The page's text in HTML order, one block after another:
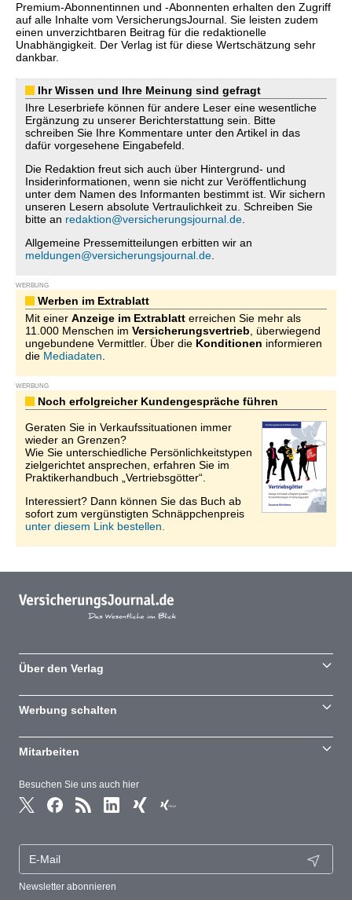
Premium-Abonnentinnen und -Abonnenten erhalten den Zugriff
auf alle Inhalte vom VersicherungsJournal. Sie leisten zudem
einen unverzichtbaren Beitrag für die redaktionelle
Unabhängigkeit. Der Verlag ist für diese Wertschätzung sehr
dankbar.
Ihr Wissen und Ihre Meinung sind gefragt
Ihre Leserbriefe können für andere Leser eine wesentliche
Ergänzung zu unserer Berichterstattung sein. Bitte
schreiben Sie Ihre Kommentare unter den Artikel in das
dafür vorgesehene Eingabefeld.
Die Redaktion freut sich auch über Hintergrund- und
Insiderinformationen, wenn sie nicht zur Veröffentlichung
unter dem Namen des Informanten bestimmt ist. Wir sichern
unseren Lesern absolute Vertraulichkeit zu. Schreiben Sie
bitte an redaktion@versicherungsjournal.de
Allgemeine Pressemitteilungen erbitten wir an
meldungen@versicherungsjournal.de
WERBUNG
Werben im Extrablatt
Mit einer Anzeige im Extrablatt erreichen Sie mehr als
11.000 Menschen im Versicherungsvertrieb , überwiegend
ungebundene Vermittler. Über die Konditionen informieren
die Mediadaten
WERBUNG
Noch erfolgreicher Kundengespräche führen
Geraten Sie in Verkaufssituationen immer
wieder an Grenzen?
Wie Sie unterschiedliche Persönlichkeitstypen
zielgerichtet ansprechen, erfahren Sie im
Praktikerhandbuch „Vertriebsgötter“.
Interessiert? Dann können Sie das Buch ab
sofort zum vergünstigten Schnäppchenpreis
unter diesem Link bestellen.
Besuchen Sie uns auch hier
Newsletter abonnieren
Über den Verlag
Werbung schalten
Mitarbeiten